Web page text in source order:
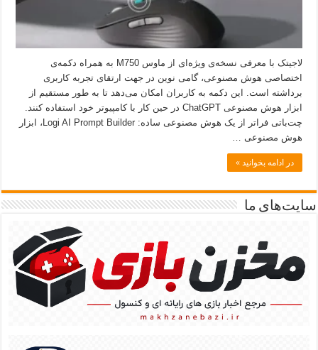
لاجیتک با معرفی نسخه‌ی ویژه‌ای از ماوس M750 به همراه دکمه‌ی
اختصاصی هوش مصنوعی، گامی نوین در جهت ارتقای تجربه کاربری
برداشته است. این دکمه به کاربران امکان می‌دهد تا به طور مستقیم از
ابزار هوش مصنوعی ChatGPT در حین کار با کامپیوتر خود استفاده کنند.
چت‌باتی فراتر از یک هوش مصنوعی ساده: Logi AI Prompt Builder، ابزار
هوش مصنوعی …
در ادامه بخوانید »
سایت‌های ما